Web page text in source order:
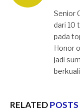
Senior
dari 10
pada
Honor
jadi
RELATED POSTS